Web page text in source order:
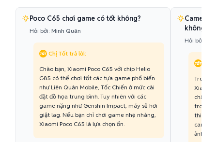
Poco C65 chơi game có tốt không?
Hỏi bởi: Minh Quân
Chị Tốt trả lời:
Chào bạn, Xiaomi Poco C65 với chip Helio
G85 có thể chơi tốt các tựa game phổ biến
như Liên Quân Mobile, Tốc Chiến ở mức cài
đặt đồ họa trung bình. Tuy nhiên với các
game nặng như Genshin Impact, máy sẽ hơi
giật lag. Nếu bạn chỉ chơi game nhẹ nhàng,
Xiaomi Poco C65 là lựa chọn ổn.
Camera
không?
Hỏi bởi:
Trong
Xiaomi
chất
trong
thiếu
camera
ảnh cơ